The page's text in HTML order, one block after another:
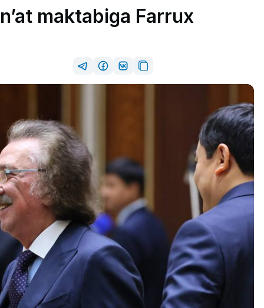
maktabiga Farrux